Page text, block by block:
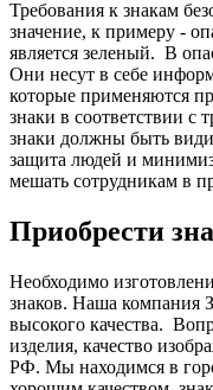
Требования к знакам
значение, к примеру -
является зеленый. В
Они несут в себе
которые применяются
знаки в соответствии
знаки должны быть
защита людей и
мешать сотрудникам в
Приобрести
Необходимо
знаков. Наша компания
высокого качества.
изделия, качество
РФ. Мы находимся в